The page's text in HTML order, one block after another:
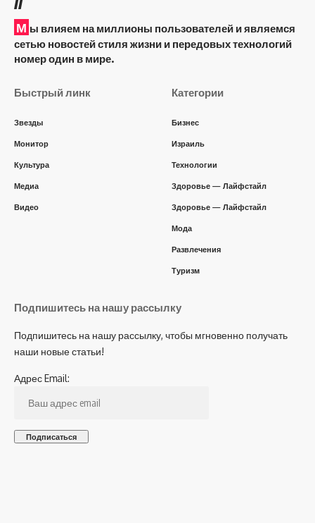
М ы влияем на миллионы пользователей и являемся
сетью новостей стиля жизни и передовых технологий
номер один в мире.
Быстрый линк
Звезды
Монитор
Культура
Медиа
Видео
Категории
Бизнес
Израиль
Технологии
Здоровье — Лайфстайл
Здоровье — Лайфстайл
Мода
Развлечения
Туризм
Подпишитесь на нашу рассылку
Подпишитесь на нашу рассылку, чтобы мгновенно получать
наши новые статьи!
Адрес Email: